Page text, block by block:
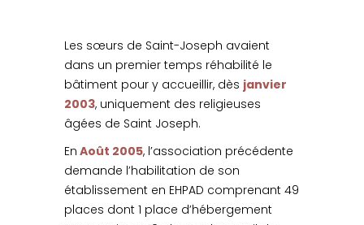
Les sœurs de Saint-Joseph avaient
dans un premier temps réhabilité le
bâtiment pour y accueillir, dès janvier
2003, uniquement des religieuses
âgées de Saint Joseph.
En Août 2005, l’association précédente
demande l’habilitation de son
établissement en EHPAD comprenant 49
places dont 1 place d’hébergement